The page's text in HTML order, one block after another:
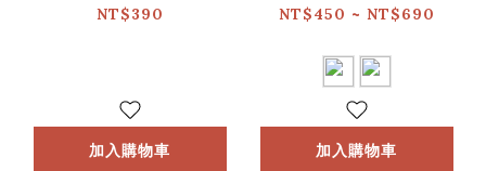
NT$390
加入購物車
典新色II
NT$450 ~ NT$690
加入購物車